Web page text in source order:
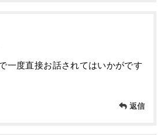
一度直接お話されてはいかがです
返信